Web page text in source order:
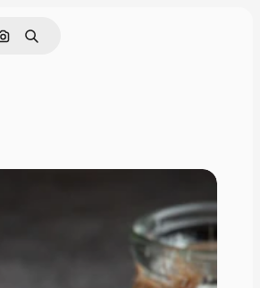
Rechercher par image
Rechercher